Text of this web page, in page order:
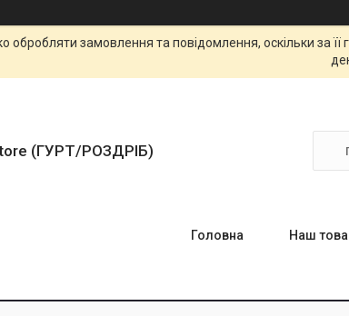
замовлення та повідомлення, оскільки за
(ГУРТ/РОЗДРІБ)
Головна Наш